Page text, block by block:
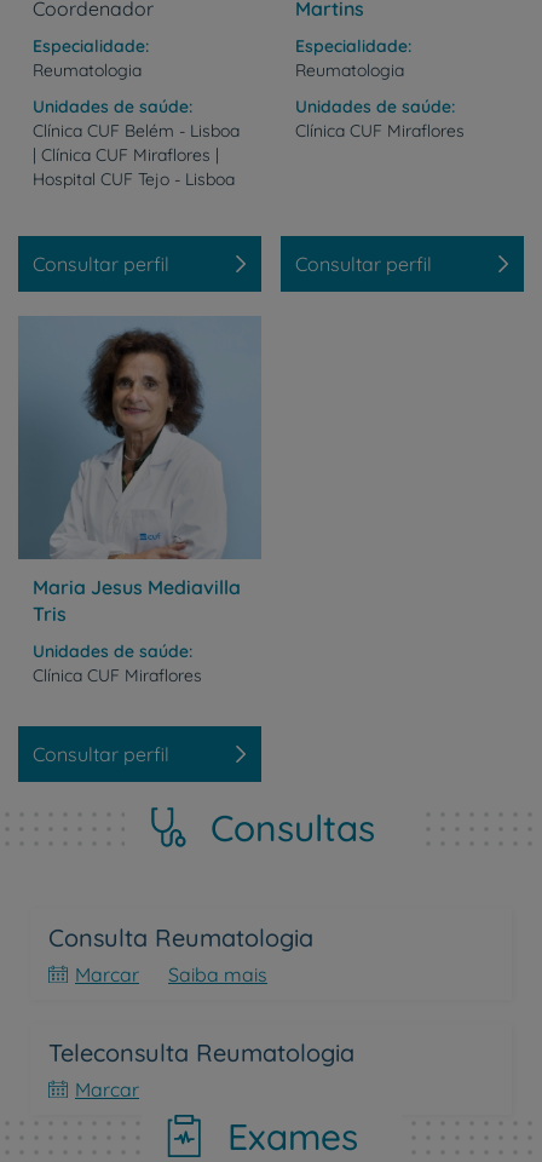
Coordenador
Especialidade
Reumatologia
Unidades de saúde
Clínica CUF Belém - Lisboa
| Clínica CUF Miraflores |
Hospital CUF Tejo - Lisboa
Consultar perfil
Martins
Especialidade
Reumatologia
Unidades de saúde
Clínica CUF Miraflores
Consultar perfil
Maria Jesus Mediavilla
Tris
Unidades de saúde
Clínica CUF Miraflores
Consultar perfil
Consultas
Consulta Reumatologia
Marcar Saiba mais
Teleconsulta Reumatologia
Marcar
Exames